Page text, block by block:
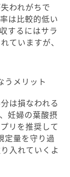
われがちで
は比較的低い
するにはサラ
ていますが、
うメリット
は損なわれる
妊婦の葉酸摂
リを推奨して
定量を守り過
入れていくよ